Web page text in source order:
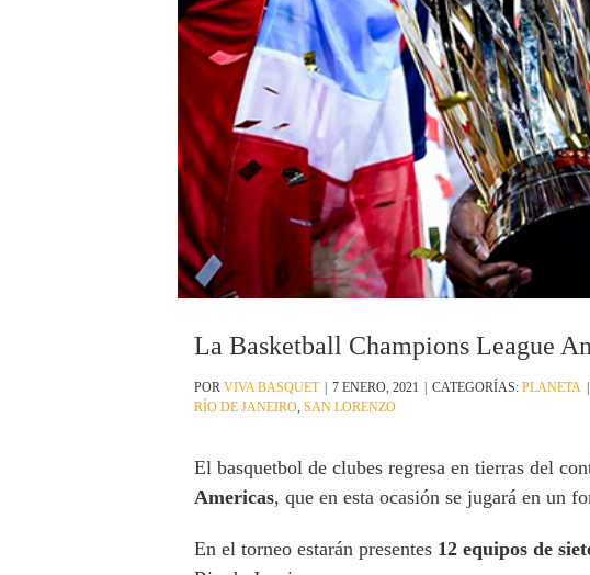
La Basketball Champions League
POR VIVA BASQUET 7 ENERO, 2021 CATEGORÍAS: PLANETA
RÍO DE JANEIRO, SAN LORENZO
El basquetbol de clubes regresa en tierras del
Americas, que en esta ocasión se jugará en un
En el torneo estarán presentes 12 equipos de